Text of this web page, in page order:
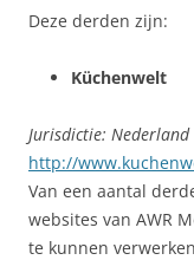
Deze derden zijn:
Küchenwelt
Jurisdictie: Nederland
http://
Van een aantal
websites van AWR
te kunnen